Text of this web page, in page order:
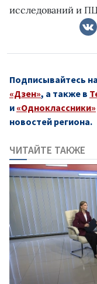
исследований и
Подписывайтесь
«Дзен», а также в
и «Одноклассники»
новостей региона.
ЧИТАЙТЕ ТАКЖЕ